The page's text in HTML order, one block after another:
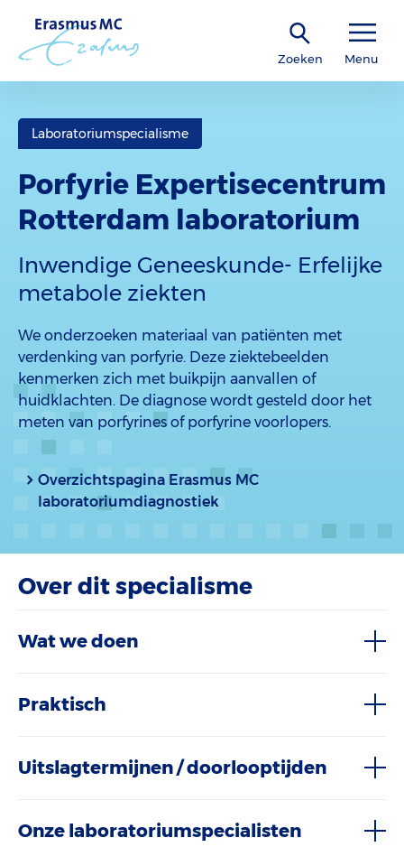
Zoeken Menu
Laboratoriumspecialisme
Porfyrie Expertisecentrum
Rotterdam laboratorium
Inwendige Geneeskunde- Erfelijke
metabole ziekten
We onderzoeken materiaal van patiënten met
verdenking van porfyrie. Deze ziektebeelden
kenmerken zich met buikpijn aanvallen of
huidklachten. De diagnose wordt gesteld door het
meten van porfyrines of porfyrine voorlopers.
Overzichtspagina Erasmus MC
laboratoriumdiagnostiek
Over dit specialisme
Wat we doen
Praktisch
Uitslagtermijnen / doorlooptijden
Onze laboratoriumspecialisten